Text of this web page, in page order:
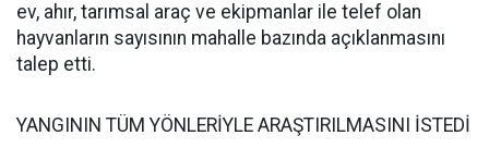
ev, ahır, tarımsal araç ve ekipmanlar ile telef olan
hayvanların sayısının mahalle bazında açıklanmasını
talep etti.
YANGININ TÜM YÖNLERİYLE ARAŞTIRILMASINI İSTEDİ